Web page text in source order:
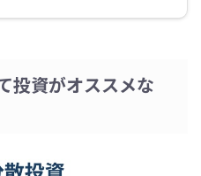
投資がオススメな